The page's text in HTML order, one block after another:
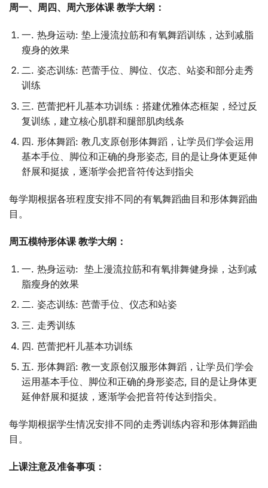
周一、周四、周六形体课 教学大纲：
一. 热身运动: 垫上漫流拉筋和有氧舞蹈训练，达到减脂
瘦身的效果
二. 姿态训练: 芭蕾手位、脚位、仪态、站姿和部分走秀
训练
三. 芭蕾把杆儿基本功训练：搭建优雅体态框架，经过反
复训练，建立核心肌群和腿部肌肉线条
四. 形体舞蹈: 教几支原创形体舞蹈，让学员们学会运用
基本手位、脚位和正确的身形姿态, 目的是让身体更延伸
舒展和挺拔，逐渐学会把音符传达到指尖
每学期根据各班程度安排不同的有氧舞蹈曲目和形体舞蹈曲
目。
周五模特形体课 教学大纲：
一. 热身运动: 垫上漫流拉筋和有氧排舞健身操，达到减
脂瘦身的效果
二. 姿态训练: 芭蕾手位、仪态和站姿
三. 走秀训练
四. 芭蕾把杆儿基本功训练
五. 形体舞蹈: 教一支原创汉服形体舞蹈，让学员们学会
运用基本手位、脚位和正确的身形姿态, 目的是让身体更
延伸舒展和挺拔，逐渐学会把音符传达到指尖。
每学期根据学生情况安排不同的走秀训练内容和形体舞蹈曲
目。
上课注意及准备事项：